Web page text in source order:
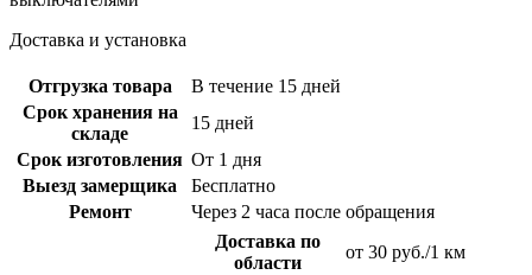
Доставка и установка
Отгрузка товара
В течение 15 дней
Срок хранения на
складе
15 дней
Срок изготовления От 1 дня
Выезд замерщика
Бесплатно
Ремонт
Через 2 часа после обращения
Доставка по
области
от 30 руб./1 км